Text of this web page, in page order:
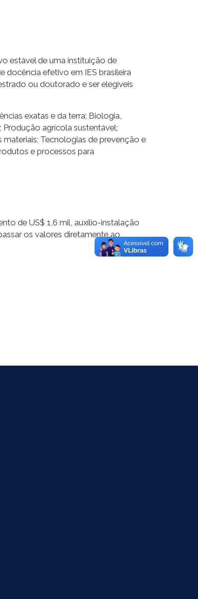
estável de uma instituição de
docência efetivo em IES brasileira
ou doutorado e ser elegíveis
exatas e da terra; Biologia,
agrícola sustentável;
Tecnologias de prevenção e
e processos para
de US$ 1,6 mil, auxílio-instalação
os valores diretamente ao